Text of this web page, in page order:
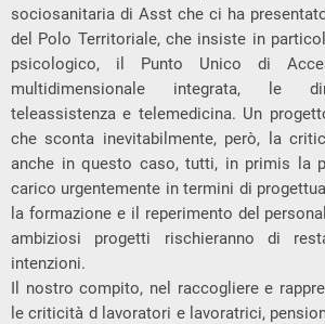
sociosanitaria di Asst che ci ha
del Polo Territoriale, che insiste in
psicologico, il Punto Unico di
multidimensionale integrata, le
teleassistenza e telemedicina. Un
che sconta inevitabilmente, però, la
anche in questo caso, tutti, in primis la
carico urgentemente in termini di
la formazione e il reperimento del
ambiziosi progetti rischieranno di
intenzioni.
Il nostro compito, nel raccogliere e
le criticità d lavoratori e lavoratrici,